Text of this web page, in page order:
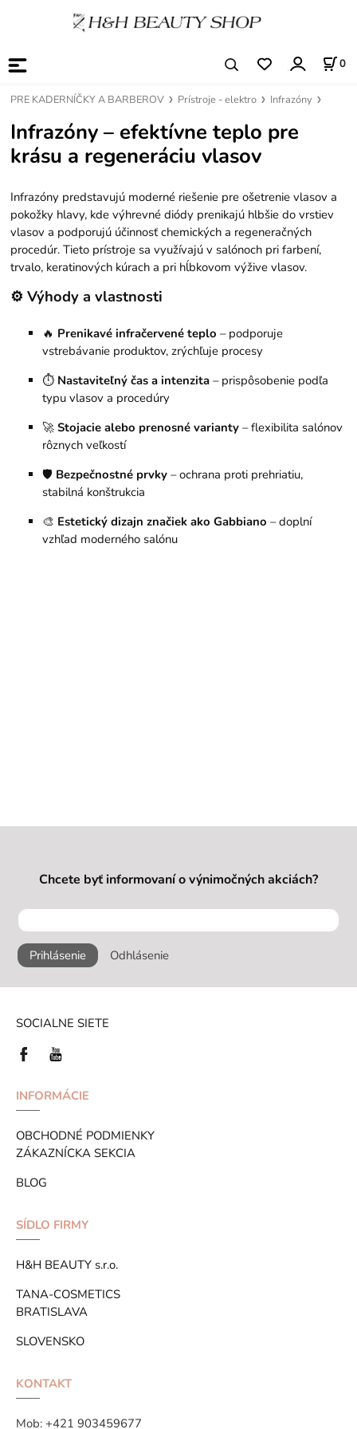
0
PRE KADERNÍČKY A BARBEROV Prístroje - elektro Infrazóny
Infrazóny – efektívne teplo pre
krásu a regeneráciu vlasov
Infrazóny predstavujú moderné riešenie pre ošetrenie vlasov a
pokožky hlavy, kde výhrevné diódy prenikajú hlbšie do vrstiev
vlasov a podporujú účinnosť chemických a regeneračných
procedúr. Tieto prístroje sa využívajú v salónoch pri farbení,
trvalo, keratinových kúrach a pri hĺbkovom výžive vlasov.
⚙️ Výhody a vlastnosti
🔥 Prenikavé infračervené teplo – podporuje
vstrebávanie produktov, zrýchľuje procesy
⏱️ Nastaviteľný čas a intenzita – prispôsobenie podľa
typu vlasov a procedúry
🚀Stojacie alebo prenosné varianty – flexibilita salónov
rôznych veľkostí
🛡 Bezpečnostné prvky – ochrana proti prehriatiu,
stabilná konštrukcia
🎨 Estetický dizajn značiek ako Gabbiano – doplní
vzhľad moderného salónu
Chcete byť informovaní o výnimočných akciách?
Prihlásenie Odhlásenie
SOCIALNE SIETE
INFORMÁCIE
OBCHODNÉ PODMIENKY
ZÁKAZNÍCKA SEKCIA
BLOG
SÍDLO FIRMY
H&H BEAUTY s.r.o.
TANA-COSMETICS
BRATISLAVA
SLOVENSKO
KONTAKT
Mob: +421 903459677